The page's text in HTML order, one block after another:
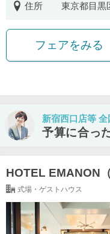
住所
東京都目黒
フェアをみる
新宿西口店等 全
予算に合っ
HOTEL EMANON
式場・ゲストハウス